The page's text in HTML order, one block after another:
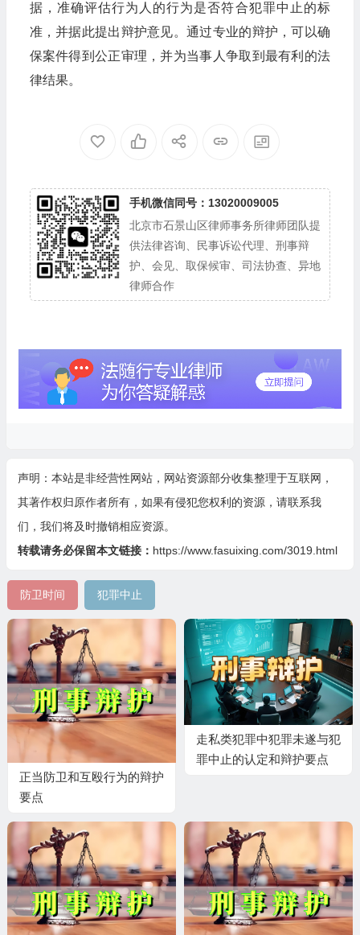
据，准确评估行为人的行为是否符合犯罪中止的标
准，并据此提出辩护意见。通过专业的辩护，可以确
保案件得到公正审理，并为当事人争取到最有利的法
律结果。
手机微信同号：13020009005
北京市石景山区律师事务所律师团队提
供法律咨询、民事诉讼代理、刑事辩
护、会见、取保候审、司法协查、异地
律师合作
声明：本站是非经营性网站，网站资源部分收集整理于互联网，
其著作权归原作者所有，如果有侵犯您权利的资源，请联系我
们，我们将及时撤销相应资源。
转载请务必保留本文链接： https://www.fasuixing.com/3019.html
防卫时间 犯罪中止
正当防卫和互殴行为的辩护
要点
走私类犯罪中犯罪未遂与犯
罪中止的认定和辩护要点